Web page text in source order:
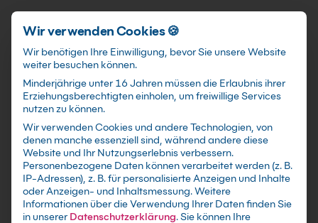
Förderungen training@kebel.de +49 231 5191986 Anmelden
Suchen
Zurück zum Seminar
Inhouse Anfrage
Wir verwenden Cookies 🍪
Wir benötigen Ihre Einwilligung, bevor Sie unsere Website
weiter besuchen können.
Minderjährige unter 16 Jahren müssen die Erlaubnis ihrer
Erziehungsberechtigten einholen, um freiwillige Services
nutzen zu können.
Wir verwenden Cookies und andere Technologien, von
denen manche essenziell sind, während andere diese
Website und Ihr Nutzungserlebnis verbessern.
Personenbezogene Daten können verarbeitet werden (z. B.
IP-Adressen), z. B. für personalisierte Anzeigen und Inhalte
oder Anzeigen- und Inhaltsmessung.Weitere
Informationen über die Verwendung Ihrer Daten finden Sie
in unserer Datenschutzerklärung.Sie können Ihre